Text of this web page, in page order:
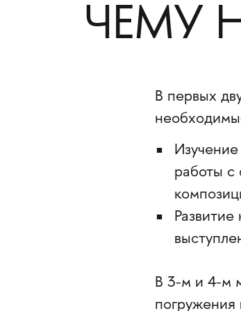
ЧЕМУ
В первых
работы с
В 3-м и 4-м